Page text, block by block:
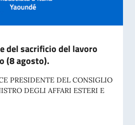
del sacrificio del lavoro
(8 agosto).
PRESIDENTE DEL CONSIGLIO
DEGLI AFFARI ESTERI E